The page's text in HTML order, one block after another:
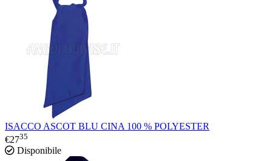
ISACCO ASCOT BLU CINA 100 % POLYESTER
€2735
Disponibile